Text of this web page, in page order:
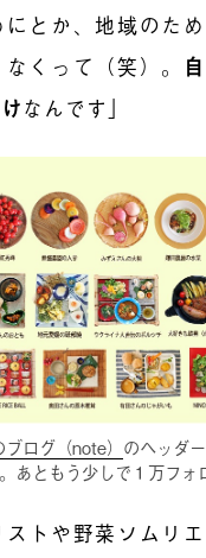
にとか、地域のた
くって（笑）。
なんです」
ログ（note） のヘッダ
あともう少しで１万フォ
トや野菜ソムリ